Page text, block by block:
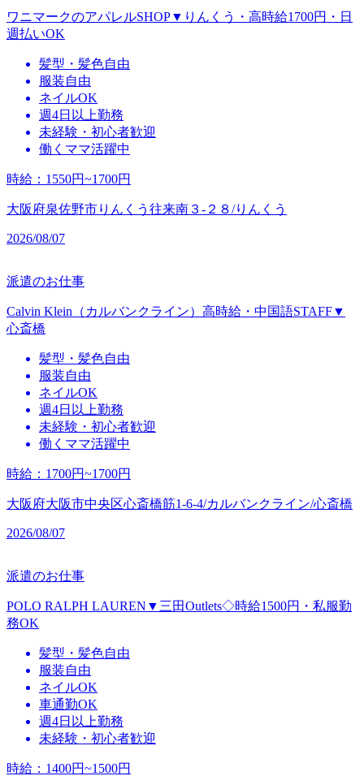
ワニマークのアパレルSHOP▼りんくう・高時給1700円・日
週払いOK
髪型・髪色自由
服装自由
ネイルOK
週4日以上勤務
未経験・初心者歓迎
働くママ活躍中
時給 ： 1550円~1700円
大阪府泉佐野市りんくう往来南３‐２８/りんくう
2026/08/07
派遣のお仕事
Calvin Klein（カルバンクライン）高時給・中国語STAFF▼
心斎橋
髪型・髪色自由
服装自由
ネイルOK
週4日以上勤務
未経験・初心者歓迎
働くママ活躍中
時給 ： 1700円~1700円
大阪府大阪市中央区心斎橋筋1-6-4/カルバンクライン/心斎橋
2026/08/07
派遣のお仕事
POLO RALPH LAUREN▼三田Outlets◇時給1500円・私服勤
務OK
髪型・髪色自由
服装自由
ネイルOK
車通勤OK
週4日以上勤務
未経験・初心者歓迎
時給 ： 1400円~1500円